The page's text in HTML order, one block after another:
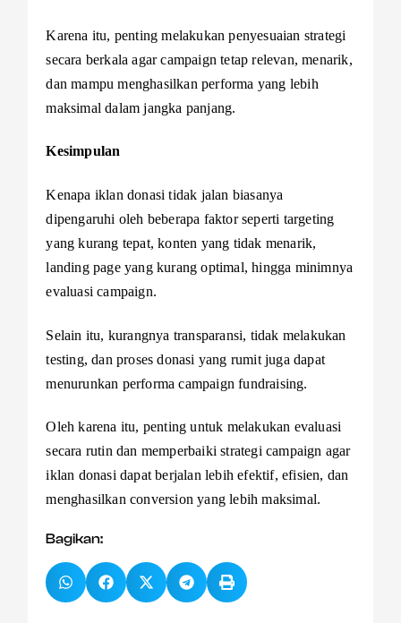
Karena itu, penting melakukan penyesuaian strategi
secara berkala agar campaign tetap relevan, menarik,
dan mampu menghasilkan performa yang lebih
maksimal dalam jangka panjang.
Kesimpulan
Kenapa iklan donasi tidak jalan biasanya
dipengaruhi oleh beberapa faktor seperti targeting
yang kurang tepat, konten yang tidak menarik,
landing page yang kurang optimal, hingga minimnya
evaluasi campaign.
Selain itu, kurangnya transparansi, tidak melakukan
testing, dan proses donasi yang rumit juga dapat
menurunkan performa campaign fundraising.
Oleh karena itu, penting untuk melakukan evaluasi
secara rutin dan memperbaiki strategi campaign agar
iklan donasi dapat berjalan lebih efektif, efisien, dan
menghasilkan conversion yang lebih maksimal.
Bagikan: